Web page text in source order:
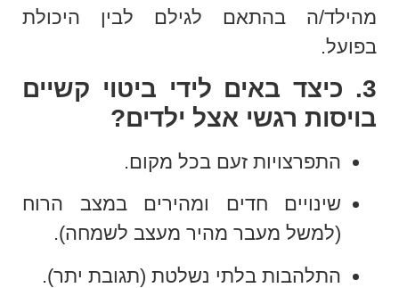
מהילד/ה בהתאם לגילם לבין היכולת
בפועל.
3. כיצד באים לידי ביטוי קשיים
בויסות רגשי אצל ילדים?
התפרצויות זעם בכל מקום.
שינויים חדים ומהירים במצב הרוח
(למשל מעבר מהיר מעצב לשמחה).
התלהבות בלתי נשלטת (תגובת יתר).